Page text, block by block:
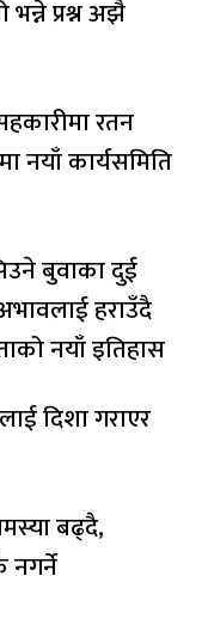
प्रश्न अझै
रतन
नयाँ कार्यसमिति
बुवाका दुई
हराउँदै
नयाँ इतिहास
दिशा गराएर
बढ्दै,